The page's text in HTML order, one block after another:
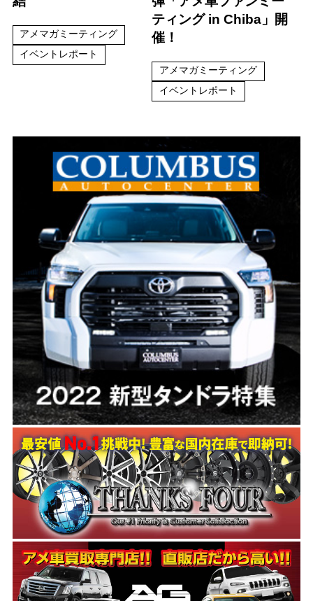
アメマガミーティング
イベントレポート
ティング in Chiba」開
催！
アメマガミーティング
イベントレポート